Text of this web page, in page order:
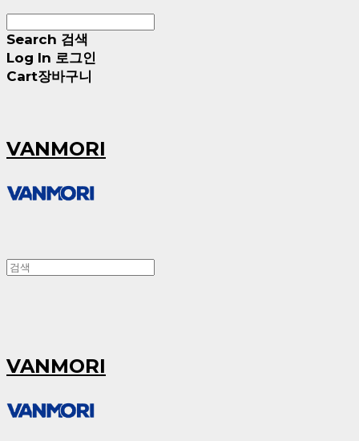
Search 검색
Log In 로그인
Cart장바구니
VANMORI
VANMORI